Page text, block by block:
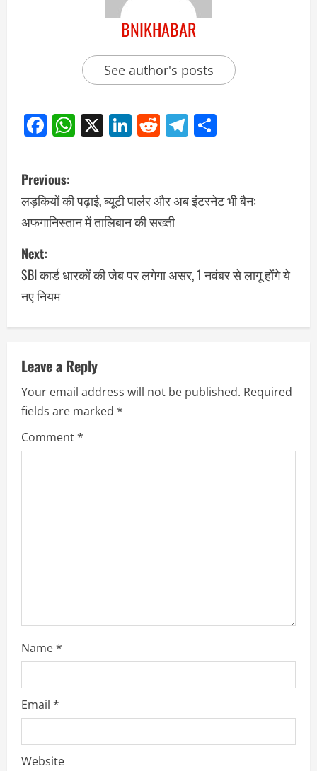
BNIKHABAR
See author's posts
Facebook
WhatsApp
X LinkedIn
RedditTelegram
Previous:
लड़कियों की पढ़ाई, ब्यूटी पार्लर और अब इंटरनेट भी बैन:
अफगानिस्तान में तालिबान की सख्ती
Next:
SBI कार्ड धारकों की जेब पर लगेगा असर, 1 नवंबर से लागू होंगे ये
नए नियम
Leave a Reply
Your email address will not be published. Required
fields are marked *
Comment*
Name*
Email *
Website